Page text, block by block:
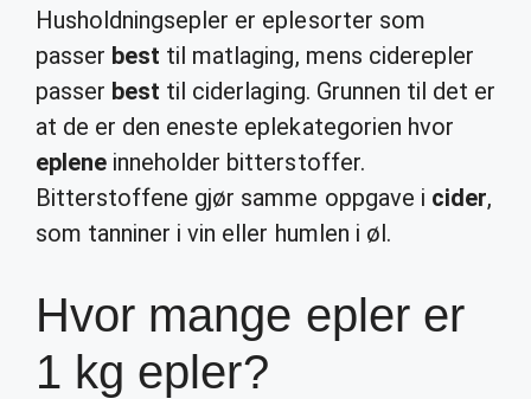
Husholdningsepler er eplesorter som
passer best til matlaging, mens ciderepler
passer best til ciderlaging. Grunnen til det er
at de er den eneste eplekategorien hvor
eplene inneholder bitterstoffer.
Bitterstoffene gjør samme oppgave i cider,
som tanniner i vin eller humlen i øl.
Hvor mange epler er
1 kg epler?